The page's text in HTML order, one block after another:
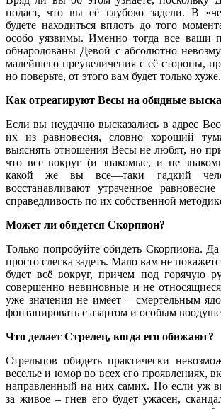
подаст,что вы её глубоко задели. В «
будете находиться вплоть до того
особо уязвимы.Именно тогда все ваши
обнародованы Девой с абсолютно
малейшего преувеличения с её стороны,
но поверьте, от этого вам будет только хуже.
Как отреагируют Весы на обидные
Если вы неудачно высказались в адрес
их
из равновесия,словно хороший
выяснять отношения Весы не любят, но
что все вокруг (и знакомые,и не
какой
же вы все—таки гадкий
восстанавливают
утраченное равновесие
справедливость по их собственной
Может ли обидется Скорпион?
Только попробуйте обидеть Скорпиона. Да
просто слегка задеть. Мало вам не
будет всё вокруг,причем под горячую
совершенно невиновные и не относящиеся
уже значения не имеет– смертельным
фонтанировать с азартом и особым
Что делает Стрелец, когда его обижают?
Стрельцов обидеть практически
веселье и юмор во всех его проявлениях,
направленный на них самих. Но если уж
за живое–гнев его будет ужасен,